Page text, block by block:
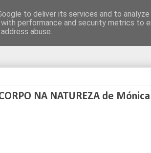
NA NATUREZA de
to deliver its services and to
performance and security metrics to
abuse.